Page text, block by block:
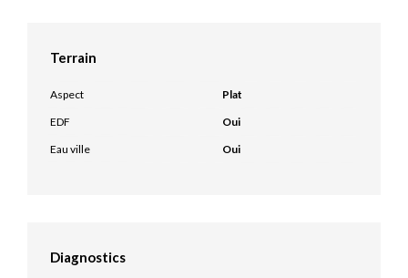
Terrain
Aspect
Plat
EDF
Oui
Eau ville
Oui
Diagnostics